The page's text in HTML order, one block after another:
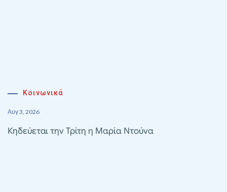
Κοινωνικά
Αυγ 3, 2026
Κηδεύεται την Τρίτη η Μαρία Ντούνα